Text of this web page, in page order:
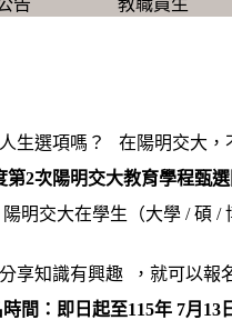
生選項嗎？ 在陽明交大，
第2次陽明交大教育學程甄選
陽明交大在學生（大學 / 碩 /
享知識有興趣 ，就可以報
間：即日起至115年 7月